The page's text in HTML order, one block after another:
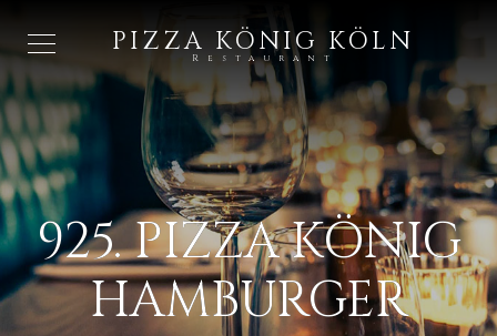
PIZZA KÖNIG KÖLN
Restaurant
925. PIZZA KÖNIG
HAMBURGER